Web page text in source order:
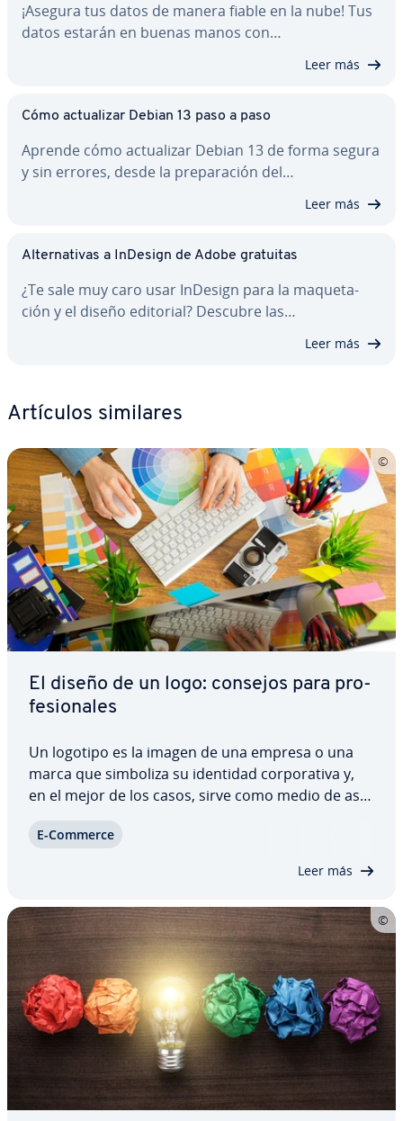
¡Asegura tus datos de manera fiable en la nube! Tus
datos estarán en buenas manos con…
Leer más
Cómo ac­tua­li­zar Debian 13 paso a paso
Aprende cómo ac­tua­li­zar Debian 13 de forma segura
y sin errores, desde la pre­pa­ra­ción del…
Leer más
Al­te­r­na­ti­vas a InDesign de Adobe gratuitas
¿Te sale muy caro usar InDesign para la ma­que­ta­
ción y el diseño editorial? Descubre las…
Leer más
Artículos similares
El diseño de un logo: consejos para pro­
fe­sio­na­les
Un logotipo es la imagen de una empresa o una
marca que simboliza su identidad co­r­po­ra­ti­va y,
en el mejor de los casos, sirve como medio de aso­
Como co­n­se­cue­n­cia, es casi obli­ga­to­rio que toda
E-Commerce
Leer más